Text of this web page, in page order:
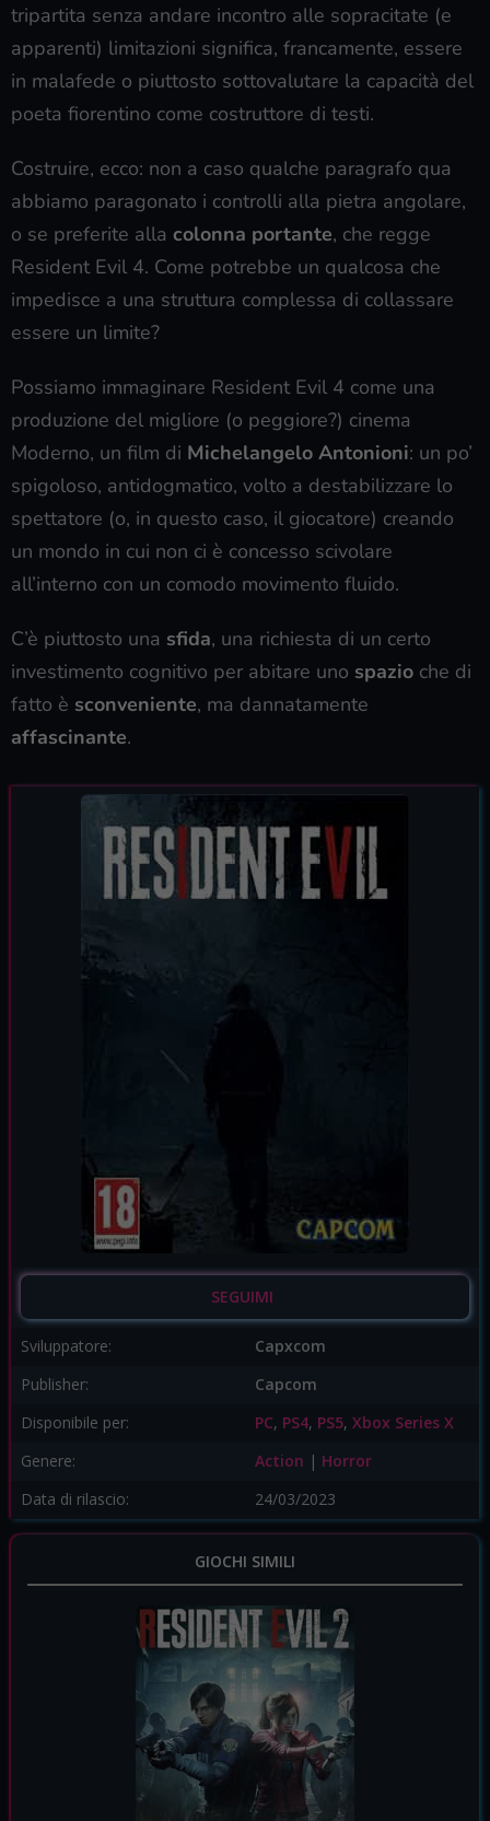
tripartita senza andare incontro alle sopracitate (e
apparenti) limitazioni significa, francamente, essere
in malafede o piuttosto sottovalutare la capacità del
poeta fiorentino come costruttore di testi.
Costruire, ecco: non a caso qualche paragrafo qua
abbiamo paragonato i controlli alla pietra angolare,
o se preferite alla colonna portante, che regge
Resident Evil 4. Come potrebbe un qualcosa che
impedisce a una struttura complessa di collassare
essere un limite?
Possiamo immaginare Resident Evil 4 come una
produzione del migliore (o peggiore?) cinema
Moderno, un film di Michelangelo Antonioni: un po’
spigoloso, antidogmatico, volto a destabilizzare lo
spettatore (o, in questo caso, il giocatore) creando
un mondo in cui non ci è concesso scivolare
all’interno con un comodo movimento fluido.
C’è piuttosto una sfida, una richiesta di un certo
investimento cognitivo per abitare uno spazio che di
fatto è sconveniente, ma dannatamente
affascinante.
SEGUIMI
Sviluppatore:
Capxcom
Publisher:
Capcom
Disponibile per:
PC, PS4, PS5, Xbox Series X
Genere:
Action | Horror
Data di rilascio:
24/03/2023
GIOCHI SIMILI